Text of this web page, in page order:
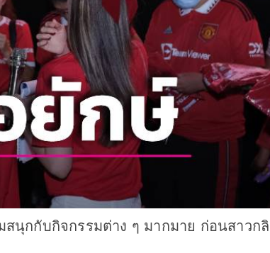
นุกกับกิจกรรมต่าง ๆ มากมาย ก่อนสาวก